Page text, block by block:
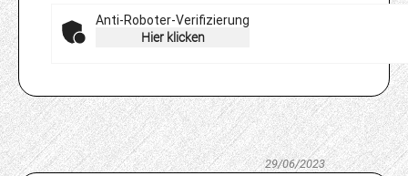
Anti-Roboter-Verifizierung
Hier klicken
29/06/2023